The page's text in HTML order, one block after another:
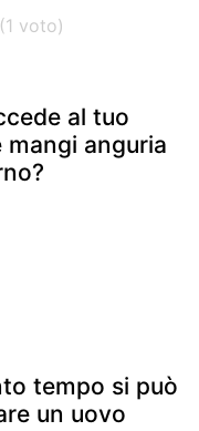
al tuo
mangi anguria
tempo si può
un uovo